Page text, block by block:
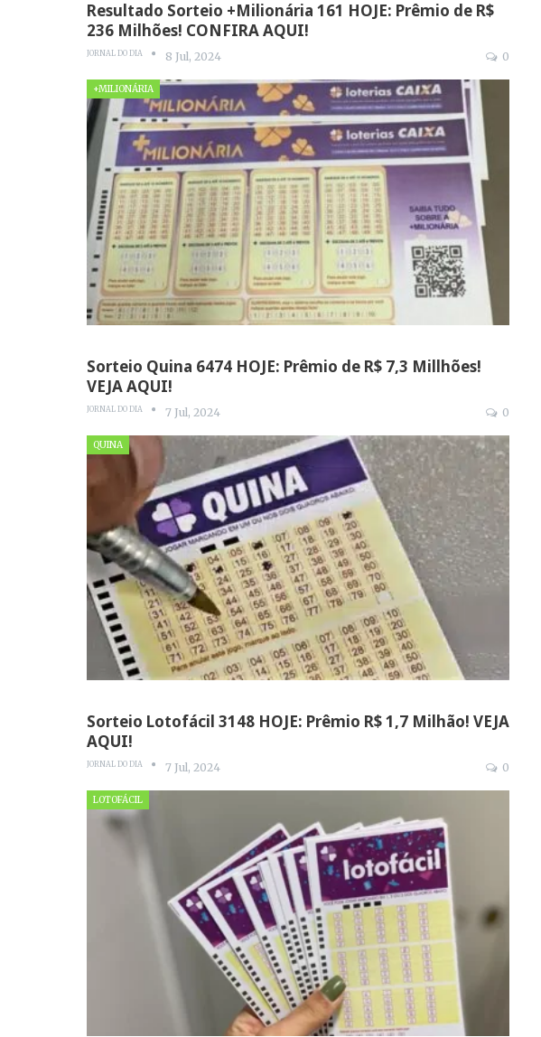
Resultado Sorteio +Milionária 161 HOJE: Prêmio de R$
236 Milhões! CONFIRA AQUI!
JORNAL DO DIA 8 Jul, 2024 0
+MILIONÁRIA
Sorteio Quina 6474 HOJE: Prêmio de R$ 7,3 Millhões!
VEJA AQUI!
JORNAL DO DIA 7 Jul, 2024 0
QUINA
Sorteio Lotofácil 3148 HOJE: Prêmio R$ 1,7 Milhão! VEJA
AQUI!
JORNAL DO DIA 7 Jul, 2024 0
LOTOFÁCIL